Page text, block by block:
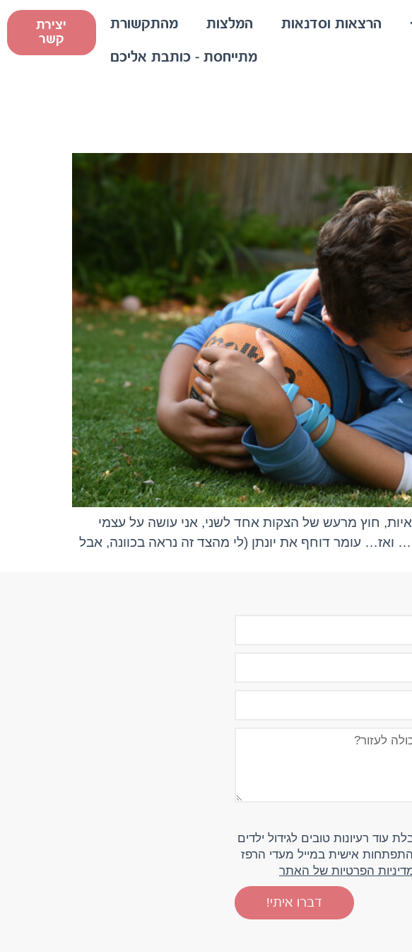
הרצאות וסדנאות המלצות מהתקשורת
מתייחסת – כותבת אליכם
יצירת
קשר
חוץ מרעש של הצקות אחד לשני, אני עושה על עצמי
ואז… עומר דוחף את יונתן (לי מהצד זה נראה בכוונה, אבל
עוד רעיונות טובים לגידול ילדים
אישית במייל מעדי הרפז
הפרטיות של האתר
דברו איתי!